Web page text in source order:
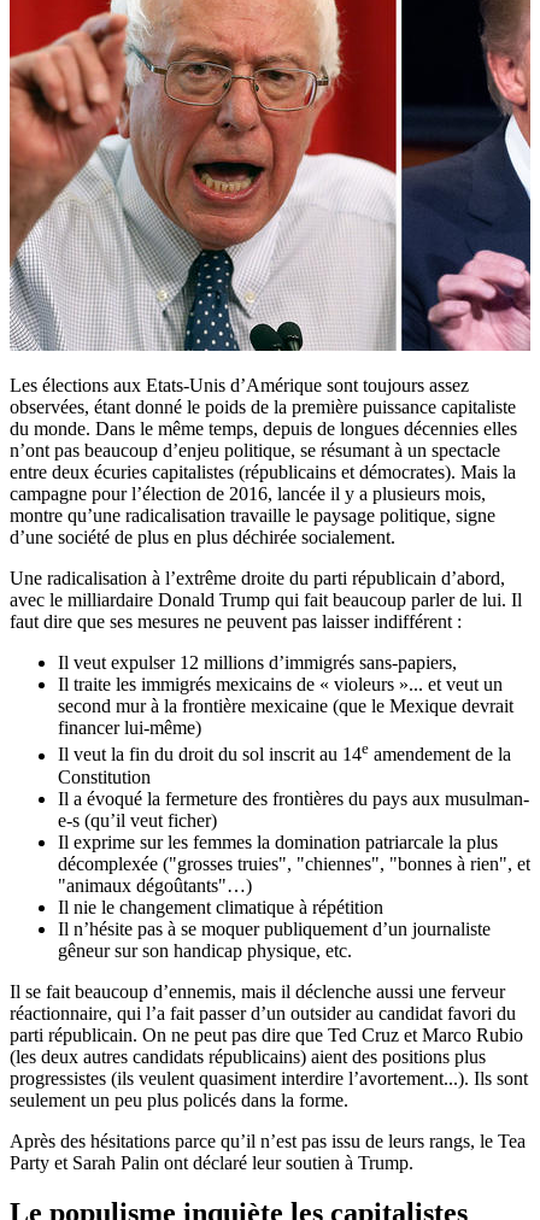
Les élections aux Etats-Unis d’Amérique sont toujours assez
observées, étant donné le poids de la première puissance capitaliste
du monde. Dans le même temps, depuis de longues décennies elles
n’ont pas beaucoup d’enjeu politique, se résumant à un spectacle
entre deux écuries capitalistes (républicains et démocrates). Mais la
campagne pour l’élection de 2016, lancée il y a plusieurs mois,
montre qu’une radicalisation travaille le paysage politique, signe
d’une société de plus en plus déchirée socialement.
Une radicalisation à l’extrême droite du parti républicain d’abord,
avec le milliardaire Donald Trump qui fait beaucoup parler de lui. Il
faut dire que ses mesures ne peuvent pas laisser indifférent :
Il veut expulser 12 millions d’immigrés sans-papiers,
Il traite les immigrés mexicains de « violeurs »... et veut un
second mur à la frontière mexicaine (que le Mexique devrait
financer lui-même)
Il veut la fin du droit du sol inscrit au 14e amendement de la
Constitution
Il a évoqué la fermeture des frontières du pays aux musulman-
e-s (qu’il veut ficher)
Il exprime sur les femmes la domination patriarcale la plus
décomplexée ("grosses truies", "chiennes", "bonnes à rien", et
"animaux dégoûtants"…)
Il nie le changement climatique à répétition
Il n’hésite pas à se moquer publiquement d’un journaliste
gêneur sur son handicap physique, etc.
Il se fait beaucoup d’ennemis, mais il déclenche aussi une ferveur
réactionnaire, qui l’a fait passer d’un outsider au candidat favori du
parti républicain. On ne peut pas dire que Ted Cruz et Marco Rubio
(les deux autres candidats républicains) aient des positions plus
progressistes (ils veulent quasiment interdire l’avortement...). Ils sont
seulement un peu plus policés dans la forme.
Après des hésitations parce qu’il n’est pas issu de leurs rangs, le Tea
Party et Sarah Palin ont déclaré leur soutien à Trump.
Le populisme inquiète les capitalistes